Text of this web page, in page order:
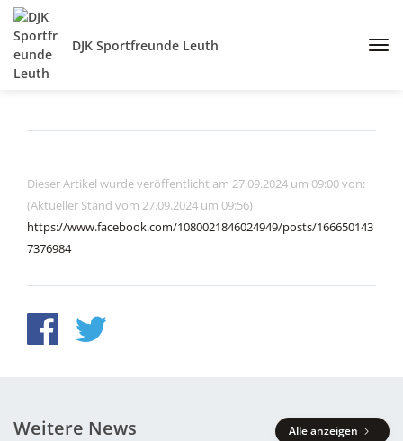
DJK Sportfreunde Leuth
Dieser Artikel wurde veröffentlicht am 27.09.2024 um 09:00 von:
(Aktueller Stand vom 27.09.2024 um 09:56)
https://www.facebook.com/1080021846024949/posts/166650143
7376984
Weitere News Alle anzeigen